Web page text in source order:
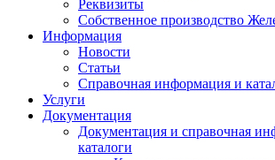
Реквизиты
Собственное производство
Информация
Новости
Статьи
Справочная информация и
Услуги
Документация
Документация и справочная
каталоги